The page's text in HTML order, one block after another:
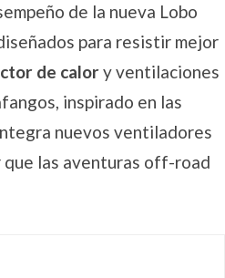
de la nueva Lobo
para resistir mejor
de calory ventilaciones
inspirado en las
nuevos ventiladores
las aventuras off-road